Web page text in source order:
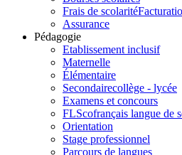
Frais de scolarité
Assurance
Pédagogie
Etablissement inclusif
Maternelle
Élémentaire
Secondairecollège - lycée
Examens et concours
FLScofrançais langue de
Orientation
Stage professionnel
Parcours de langues